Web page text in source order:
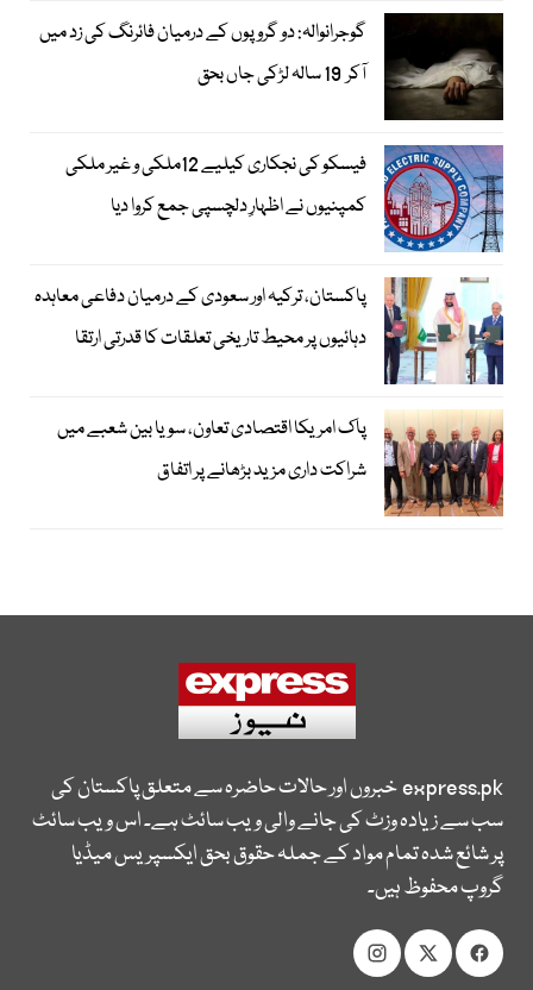
گوجرانوالہ: دو گروپوں کے درمیان فائرنگ کی زد میں
آکر 19 سالہ لڑکی جاں بحق
فیسکو کی نجکاری کیلیے 12ملکی و غیر ملکی
کمپنیوں نے اظہارِ دلچسپی جمع کروا دیا
پاکستان، ترکیہ اور سعودی کے درمیان دفاعی معاہدہ
دہائیوں پر محیط تاریخی تعلقات کا قدرتی ارتقا
پاک امریکا اقتصادی تعاون، سویا بین شعبے میں
شراکت داری مزید بڑھانے پر اتفاق
express.pkخبروں اور حالات حاضرہ سے متعلق پاکستان کی
سب سے زیادہ وزٹ کی جانے والی ویب سائٹ ہے۔ اس ویب سائٹ
پر شائع شدہ تمام مواد کے جملہ حقوق بحق ایکسپریس میڈیا
گروپ محفوظ ہیں۔